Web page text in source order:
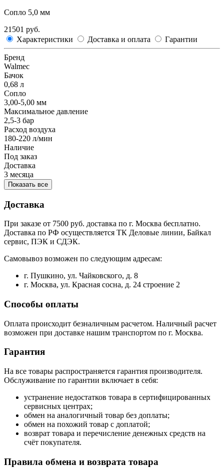
Сопло 5,0 мм
21501 руб.
Характеристики
Доставка и оплата Гарантии
Бренд
Walmec
Бачок
0,68 л
Сопло
3,00-5,00 мм
Максимальное давление
2,5-3 бар
Расход воздуха
180-220 л/мин
Наличие
Под заказ
Доставка
3 месяца
Показать все
Доставка
При заказе от 7500 руб. доставка по г. Москва бесплатно.
Доставка по РФ осуществляется ТК Деловые линии, Байкал
сервис, ПЭК и СДЭК.
Самовывоз возможен по следующим адресам:
г. Пушкино, ул. Чайковского, д. 8
г. Москва, ул. Красная сосна, д. 24 строение 2
Способы оплаты
Оплата происходит безналичным расчетом. Наличный расчет
возможен при доставке нашим транспортом по г. Москва.
Гарантия
На все товары распространяется гарантия производителя.
Обслуживание по гарантии включает в себя:
устранение недостатков товара в сертифицированных
сервисных центрах;
обмен на аналогичный товар без доплаты;
обмен на похожий товар с доплатой;
возврат товара и перечисление денежных средств на
счёт покупателя.
Правила обмена и возврата товара